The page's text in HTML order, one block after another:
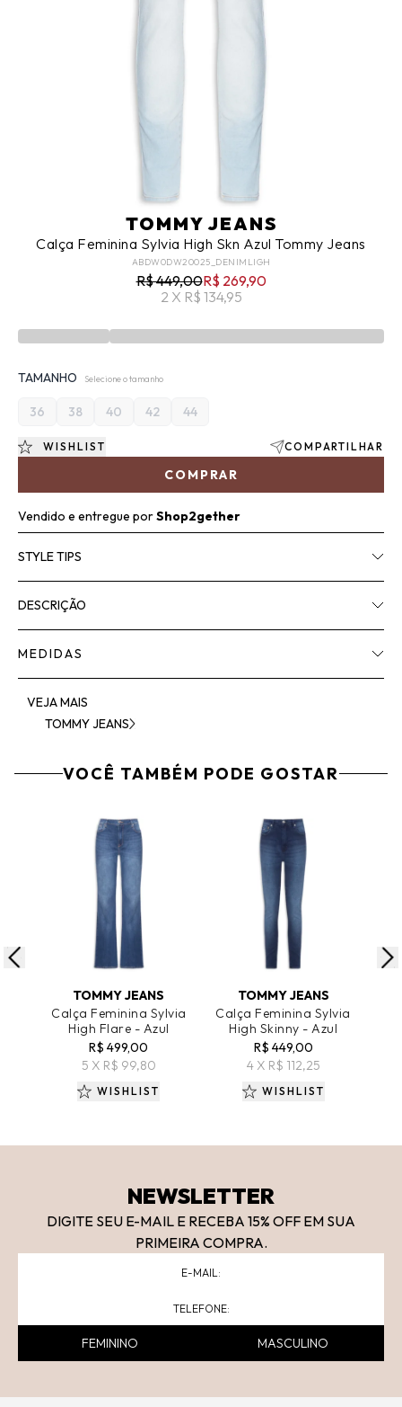
TOMMY JEANS
Calça Feminina Sylvia High Skn Azul Tommy Jeans
ABDW0DW20025_DENIMLIGH
R$ 449,00R$ 269,90
2 X R$ 134,95
TAMANHO Selecione o tamanho
36 38 40 42 44
COMPRAR
WISHLIST COMPARTILHAR
Vendido e entregue porShop2gether
STYLE TIPS
DESCRIÇÃO
MEDIDAS
VEJA MAIS
TOMMY JEANS
VOCÊ TAMBÉM PODE GOSTAR
ADICIONAR AO CARRINHO
TOMMY JEANS
Calça Feminina Sylvia
High Flare - Azul
R$ 499,00
5 X R$ 99,80
WISHLIST
ADICIONAR AO CARRINHO
TOMMY JEANS
Calça Feminina Sylvia
High Skinny - Azul
R$ 449,00
4 X R$ 112,25
WISHLIST
NEWSLETTER
DIGITE SEU E-MAIL E RECEBA 15% OFF EM SUA
PRIMEIRA COMPRA.
FEMININO MASCULINO